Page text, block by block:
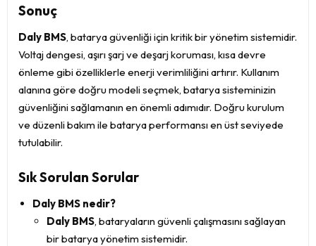
Sonuç
Daly BMS, batarya güvenliği için kritik bir yönetim sistemidir.
Voltaj dengesi, aşırı şarj ve deşarj koruması, kısa devre
önleme gibi özelliklerle enerji verimliliğini artırır. Kullanım
alanına göre doğru modeli seçmek, batarya sisteminizin
güvenliğini sağlamanın en önemli adımıdır. Doğru kurulum
ve düzenli bakım ile batarya performansı en üst seviyede
tutulabilir.
Sık Sorulan Sorular
Daly BMS nedir?
Daly BMS, bataryaların güvenli çalışmasını sağlayan
bir batarya yönetim sistemidir.